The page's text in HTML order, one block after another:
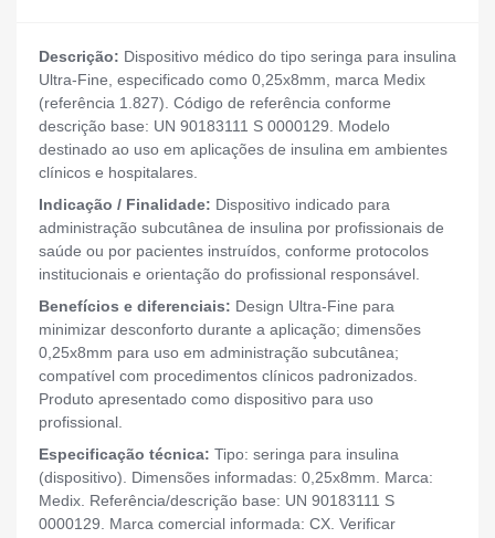
Descrição: Dispositivo médico do tipo seringa para insulina
Ultra-Fine, especificado como 0,25x8mm, marca Medix
(referência 1.827). Código de referência conforme
descrição base: UN 90183111 S 0000129. Modelo
destinado ao uso em aplicações de insulina em ambientes
clínicos e hospitalares.
Indicação / Finalidade: Dispositivo indicado para
administração subcutânea de insulina por profissionais de
saúde ou por pacientes instruídos, conforme protocolos
institucionais e orientação do profissional responsável.
Benefícios e diferenciais: Design Ultra-Fine para
minimizar desconforto durante a aplicação; dimensões
0,25x8mm para uso em administração subcutânea;
compatível com procedimentos clínicos padronizados.
Produto apresentado como dispositivo para uso
profissional.
Especificação técnica: Tipo: seringa para insulina
(dispositivo). Dimensões informadas: 0,25x8mm. Marca:
Medix. Referência/descrição base: UN 90183111 S
0000129. Marca comercial informada: CX. Verificar